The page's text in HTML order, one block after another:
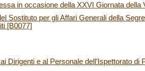
in occasione della XXVI Giornata della
Sostituto per gli Affari Generali della
[B0077]
Dirigenti e al Personale dell’Ispettorato